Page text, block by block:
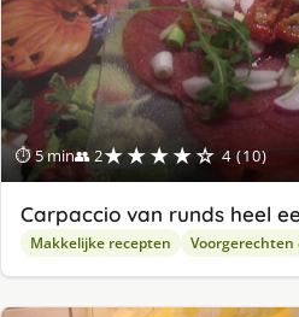
⏱ 5 min👥 2★★★★☆ 4 (10)
Carpaccio van runds heel
Makkelijke recepten Voorgerechten